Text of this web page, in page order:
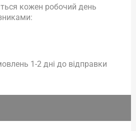
кожен робочий день
1-2 дні до відправки